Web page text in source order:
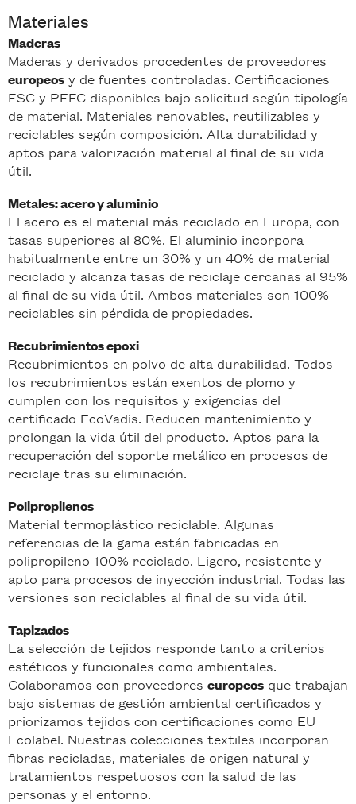
Materiales
Maderas
Maderas y derivados procedentes de proveedores
europeos y de fuentes controladas. Certificaciones
FSC y PEFC disponibles bajo solicitud según tipología
de material. Materiales renovables, reutilizables y
reciclables según composición. Alta durabilidad y
aptos para valorización material al final de su vida
útil.
Metales: acero y aluminio
El acero es el material más reciclado en Europa, con
tasas superiores al 80%. El aluminio incorpora
habitualmente entre un 30% y un 40% de material
reciclado y alcanza tasas de reciclaje cercanas al 95%
al final de su vida útil. Ambos materiales son 100%
reciclables sin pérdida de propiedades.
Recubrimientos epoxi
Recubrimientos en polvo de alta durabilidad. Todos
los recubrimientos están exentos de plomo y
cumplen con los requisitos y exigencias del
certificado EcoVadis. Reducen mantenimiento y
prolongan la vida útil del producto. Aptos para la
recuperación del soporte metálico en procesos de
reciclaje tras su eliminación.
Polipropilenos
Material termoplástico reciclable. Algunas
referencias de la gama están fabricadas en
polipropileno 100% reciclado. Ligero, resistente y
apto para procesos de inyección industrial. Todas las
versiones son reciclables al final de su vida útil.
Tapizados
La selección de tejidos responde tanto a criterios
estéticos y funcionales como ambientales.
Colaboramos con proveedores europeos que trabajan
bajo sistemas de gestión ambiental certificados y
priorizamos tejidos con certificaciones como EU
Ecolabel. Nuestras colecciones textiles incorporan
fibras recicladas, materiales de origen natural y
tratamientos respetuosos con la salud de las
personas y el entorno.